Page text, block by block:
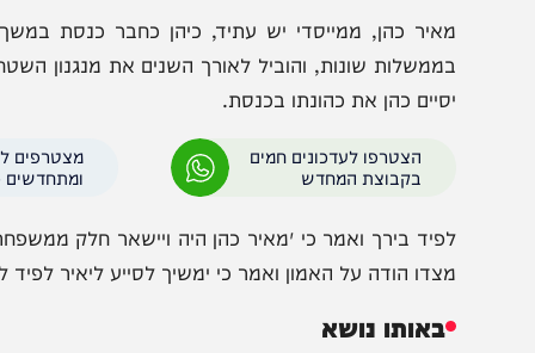
שונות, והוביל לאורך השנים את מנגנון השטח
כהן את כהונתו בכנסת.
הצטרפו לעדכונים חמים
בקבוצת המחדש
מצטרפים לערוץ
ומתחדשים כל הזמן
בירך ואמר כי ״מאיר כהן היה ויישאר חלק ממשפחת יש